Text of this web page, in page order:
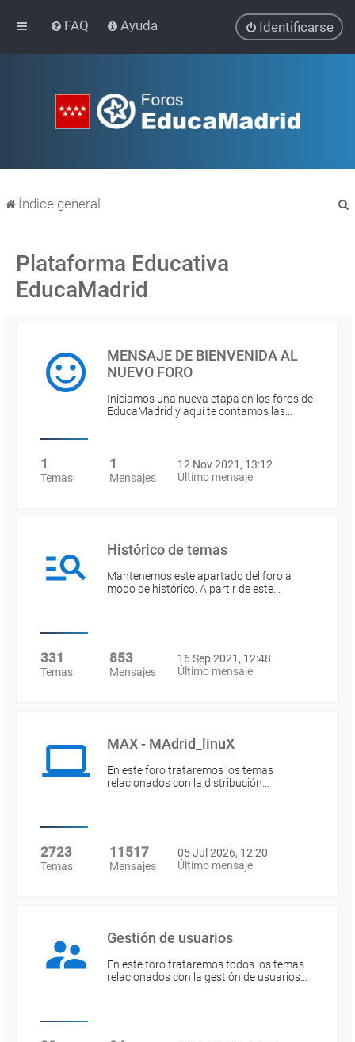
FAQ Ayuda Identificarse
Índice general
Plataforma Educativa
EducaMadrid
MENSAJE DE BIENVENIDA AL
NUEVO FORO
Iniciamos una nueva etapa en los foros de
EducaMadrid y aquí te contamos las…
1
Temas
1
Mensajes
12 Nov 2021, 13:12
Último mensaje
Histórico de temas
Mantenemos este apartado del foro a
modo de histórico. A partir de este…
331
Temas
853
Mensajes
16 Sep 2021, 12:48
Último mensaje
MAX - MAdrid_linuX
En este foro trataremos los temas
relacionados con la distribución…
2723
Temas
11517
Mensajes
05 Jul 2026, 12:20
Último mensaje
Gestión de usuarios
En este foro trataremos todos los temas
relacionados con la gestión de usuarios…